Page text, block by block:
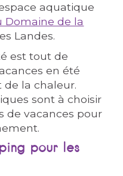
aquatique
Domaine de la
Landes.
est tout de
en été
la chaleur.
sont à choisir
de vacances pour
pour les